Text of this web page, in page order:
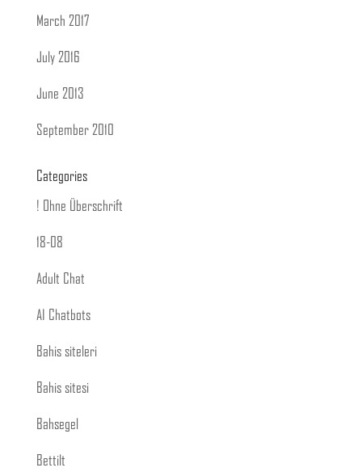
March 2017
July 2016
June 2013
September 2010
Categories
! Ohne Überschrift
18-08
Adult Chat
AI Chatbots
Bahis siteleri
Bahis sitesi
Bahsegel
Bettilt